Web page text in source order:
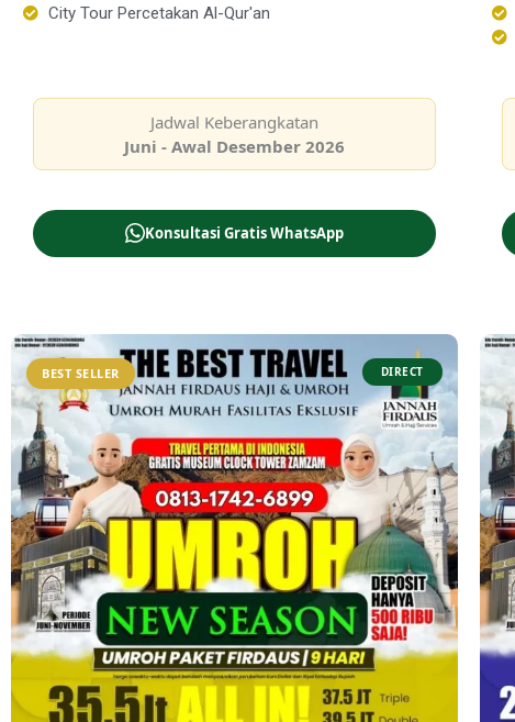
City Tour Percetakan Al-Qur'an
Jadwal Keberangkatan
Juni - Awal Desember 2026
Konsultasi Gratis WhatsApp
BEST SELLER DIRECT